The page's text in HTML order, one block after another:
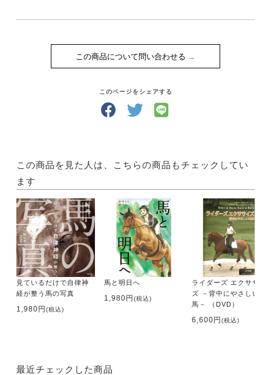
たとえば4回のレッスンがセットになった体験乗馬教
（1時間10,000円程度）などなど。
そうして馬と仲良くなったら、馬と遊ぶ楽しみが膨ら
どんな風にして遊びましょう？「UMA LIFE」には、
馬と過ごす時間が楽しくなるような国内外の情報が満
をサポートします！
・サイズ A4判
・出版社 メトロポリタンプレス
【内容】
●特集1
馬術競技会レポートスペシャル
決戦の秋
・第51回 全日本総合馬術大会2021
CCI3*-S ／ CCI2*-L Yamanashi
・全日本学生馬術大会2021
第64回 全日本学生賞典
この商品について問い合わせる
このページをシェアする
この商品を見た人は、こちらの商品もチェックしてい
ます
見ているだけで自律神
経が整う馬の写真
1,980円(税込)
馬と明日へ
1,980円(税込)
ライダーズ エクササイ
ズ －背中にやさしい乗
馬－ （DVD）
6,600円(税込)
最近チェックした商品